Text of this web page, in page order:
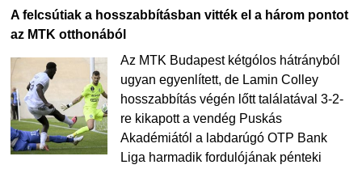
A felcsútiak a hosszabbításban vitték el a három pontot
az MTK otthonából
Az MTK Budapest kétgólos hátrányból
ugyan egyenlített, de Lamin Colley
hosszabbítás végén lőtt találatával 3-2-
re kikapott a vendég Puskás
Akadémiától a labdarúgó OTP Bank
Liga harmadik fordulójának pénteki